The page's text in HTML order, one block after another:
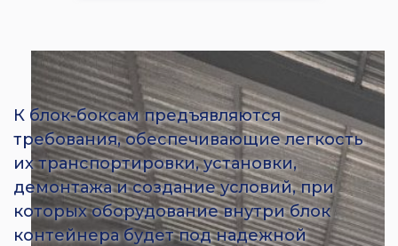
К блок-боксам предъявляются
требования, обеспечивающие легкость
их транспортировки, установки,
демонтажа и создание условий, при
которых оборудование внутри блок
контейнера будет под надежной